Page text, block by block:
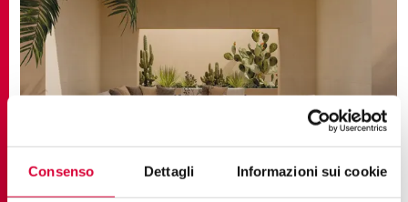
Consenso Dettagli Informazioni sui cookie